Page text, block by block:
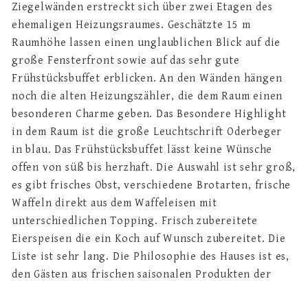
Ziegelwänden erstreckt sich über zwei Etagen des
ehemaligen Heizungsraumes. Geschätzte 15 m
Raumhöhe lassen einen unglaublichen Blick auf die
große Fensterfront sowie auf das sehr gute
Frühstücksbuffet erblicken. An den Wänden hängen
noch die alten Heizungszähler, die dem Raum einen
besonderen Charme geben. Das Besondere Highlight
in dem Raum ist die große Leuchtschrift Oderbeger
in blau. Das Frühstücksbuffet lässt keine Wünsche
offen von süß bis herzhaft. Die Auswahl ist sehr groß,
es gibt frisches Obst, verschiedene Brotarten, frische
Waffeln direkt aus dem Waffeleisen mit
unterschiedlichen Topping. Frisch zubereitete
Eierspeisen die ein Koch auf Wunsch zubereitet. Die
Liste ist sehr lang. Die Philosophie des Hauses ist es,
den Gästen aus frischen saisonalen Produkten der